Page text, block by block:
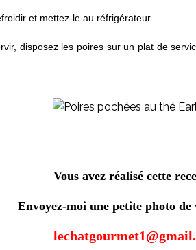
et mettez-le au réfrigérateur.
disposez les poires sur un plat de
Vous avez réalisé cette
Envoyez-moi une petite photo